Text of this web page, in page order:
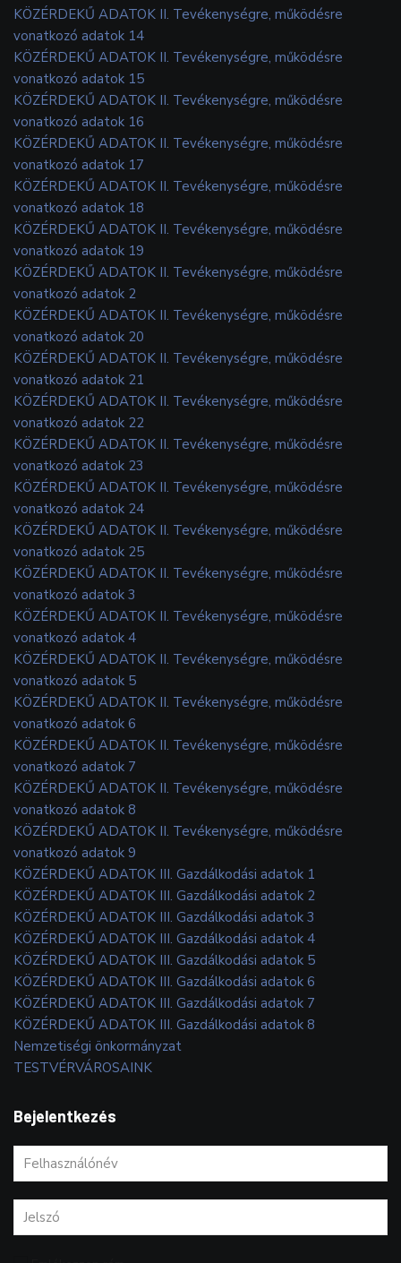
KÖZÉRDEKŰ ADATOK II. Tevékenységre, működésre
vonatkozó adatok 14
KÖZÉRDEKŰ ADATOK II. Tevékenységre, működésre
vonatkozó adatok 15
KÖZÉRDEKŰ ADATOK II. Tevékenységre, működésre
vonatkozó adatok 16
KÖZÉRDEKŰ ADATOK II. Tevékenységre, működésre
vonatkozó adatok 17
KÖZÉRDEKŰ ADATOK II. Tevékenységre, működésre
vonatkozó adatok 18
KÖZÉRDEKŰ ADATOK II. Tevékenységre, működésre
vonatkozó adatok 19
KÖZÉRDEKŰ ADATOK II. Tevékenységre, működésre
vonatkozó adatok 2
KÖZÉRDEKŰ ADATOK II. Tevékenységre, működésre
vonatkozó adatok 20
KÖZÉRDEKŰ ADATOK II. Tevékenységre, működésre
vonatkozó adatok 21
KÖZÉRDEKŰ ADATOK II. Tevékenységre, működésre
vonatkozó adatok 22
KÖZÉRDEKŰ ADATOK II. Tevékenységre, működésre
vonatkozó adatok 23
KÖZÉRDEKŰ ADATOK II. Tevékenységre, működésre
vonatkozó adatok 24
KÖZÉRDEKŰ ADATOK II. Tevékenységre, működésre
vonatkozó adatok 25
KÖZÉRDEKŰ ADATOK II. Tevékenységre, működésre
vonatkozó adatok 3
KÖZÉRDEKŰ ADATOK II. Tevékenységre, működésre
vonatkozó adatok 4
KÖZÉRDEKŰ ADATOK II. Tevékenységre, működésre
vonatkozó adatok 5
KÖZÉRDEKŰ ADATOK II. Tevékenységre, működésre
vonatkozó adatok 6
KÖZÉRDEKŰ ADATOK II. Tevékenységre, működésre
vonatkozó adatok 7
KÖZÉRDEKŰ ADATOK II. Tevékenységre, működésre
vonatkozó adatok 8
KÖZÉRDEKŰ ADATOK II. Tevékenységre, működésre
vonatkozó adatok 9
KÖZÉRDEKŰ ADATOK III. Gazdálkodási adatok 1
KÖZÉRDEKŰ ADATOK III. Gazdálkodási adatok 2
KÖZÉRDEKŰ ADATOK III. Gazdálkodási adatok 3
KÖZÉRDEKŰ ADATOK III. Gazdálkodási adatok 4
KÖZÉRDEKŰ ADATOK III. Gazdálkodási adatok 5
KÖZÉRDEKŰ ADATOK III. Gazdálkodási adatok 6
KÖZÉRDEKŰ ADATOK III. Gazdálkodási adatok 7
KÖZÉRDEKŰ ADATOK III. Gazdálkodási adatok 8
Nemzetiségi önkormányzat
TESTVÉRVÁROSAINK
Bejelentkezés